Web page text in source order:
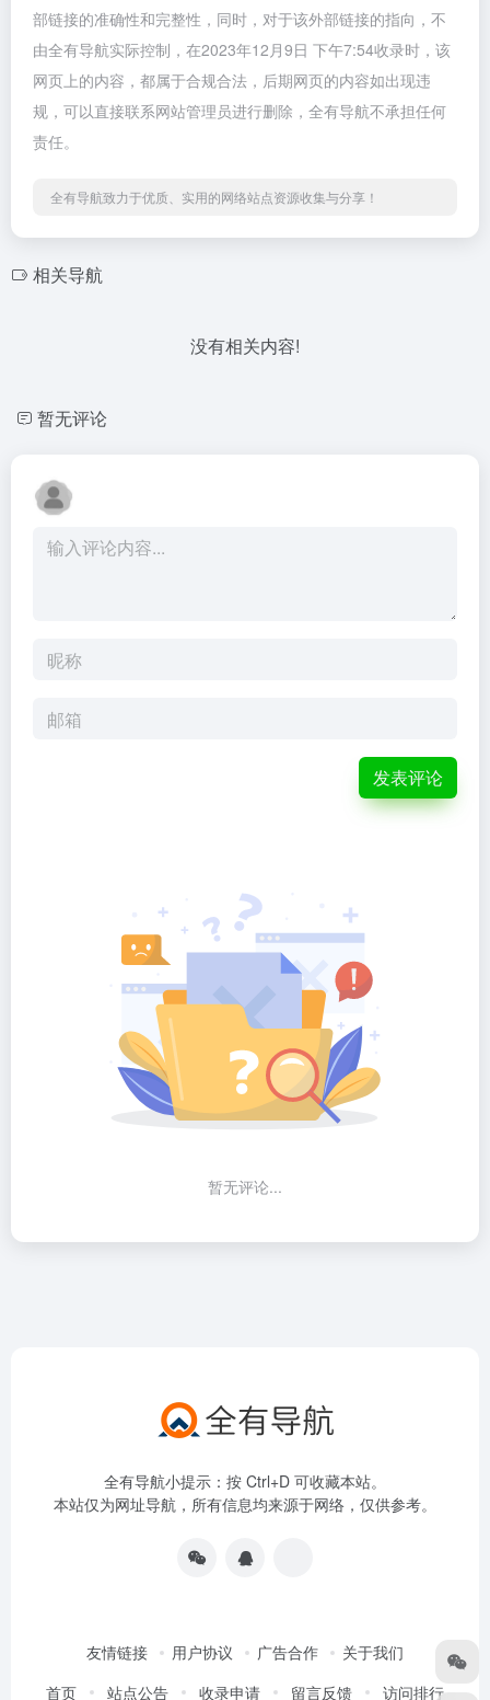
部链接的准确性和完整性，同时，对于该外部链接的指向，不
由全有导航实际控制，在2023年12月9日 下午7:54收录时，该
网页上的内容，都属于合规合法，后期网页的内容如出现违
规，可以直接联系网站管理员进行删除，全有导航不承担任何
责任。
全有导航致力于优质、实用的网络站点资源收集与分享！
相关导航
没有相关内容!
暂无评论
发表评论
暂无评论...
全有导航小提示：按 Ctrl+D 可收藏本站。
本站仅为网址导航，所有信息均来源于网络，仅供参考。
友情链接 用户协议 广告合作
关于我们
首页
站点公告 收录申请 留言反馈 访问排行